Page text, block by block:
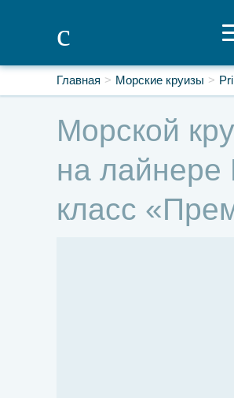
Главная Морские круизы
Морской
на лайнере
класс